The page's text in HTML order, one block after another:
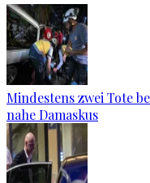
Mindestens zwei Tote
nahe Damaskus